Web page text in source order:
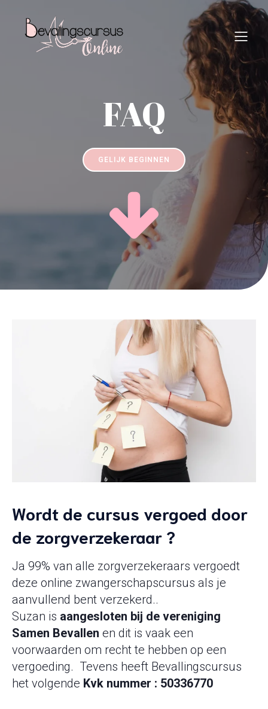
FAQ
GELIJK BEGINNEN
Wordt de cursus vergoed door
de zorgverzekeraar ?
Ja 99% van alle zorgverzekeraars vergoedt
deze online zwangerschapscursus als je
aanvullend bent verzekerd..
Suzan is aangesloten bij de vereniging
Samen Bevallen en dit is vaak een
voorwaarden om recht te hebben op een
vergoeding. Tevens heeft Bevallingscursus
het volgende Kvk nummer : 50336770